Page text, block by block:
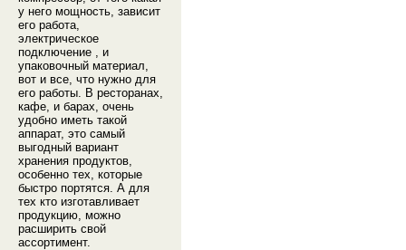
у него мощность, зависит
его работа,
электрическое
подключение , и
упаковочный материал,
вот и все, что нужно для
его работы. В ресторанах,
кафе, и барах, очень
удобно иметь такой
аппарат, это самый
выгодный вариант
хранения продуктов,
особенно тех, которые
быстро портятся. А для
тех кто изготавливает
продукцию, можно
расширить свой
ассортимент.